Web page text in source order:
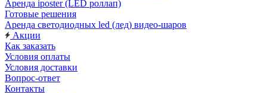
Аренда iposter (LED роллап)
Готовые решения
Аренда светодиодных led (лед) видео-шаров
Акции
Как заказать
Условия оплаты
Условия доставки
Вопрос-ответ
Контакты